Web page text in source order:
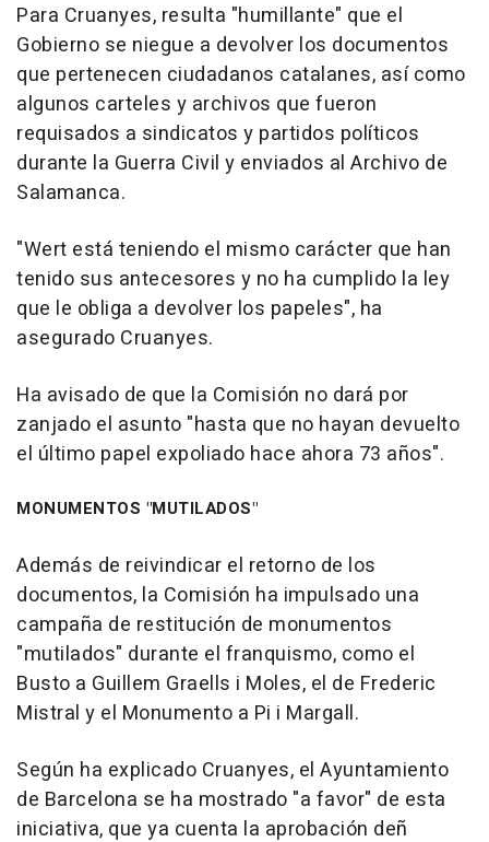
Para Cruanyes, resulta "humillante" que el
Gobierno se niegue a devolver los documentos
que pertenecen ciudadanos catalanes, así como
algunos carteles y archivos que fueron
requisados a sindicatos y partidos políticos
durante la Guerra Civil y enviados al Archivo de
Salamanca.
"Wert está teniendo el mismo carácter que han
tenido sus antecesores y no ha cumplido la ley
que le obliga a devolver los papeles", ha
asegurado Cruanyes.
Ha avisado de que la Comisión no dará por
zanjado el asunto "hasta que no hayan devuelto
el último papel expoliado hace ahora 73 años".
MONUMENTOS "MUTILADOS"
Además de reivindicar el retorno de los
documentos, la Comisión ha impulsado una
campaña de restitución de monumentos
"mutilados" durante el franquismo, como el
Busto a Guillem Graells i Moles, el de Frederic
Mistral y el Monumento a Pi i Margall.
Según ha explicado Cruanyes, el Ayuntamiento
de Barcelona se ha mostrado "a favor" de esta
iniciativa, que ya cuenta la aprobación deñ